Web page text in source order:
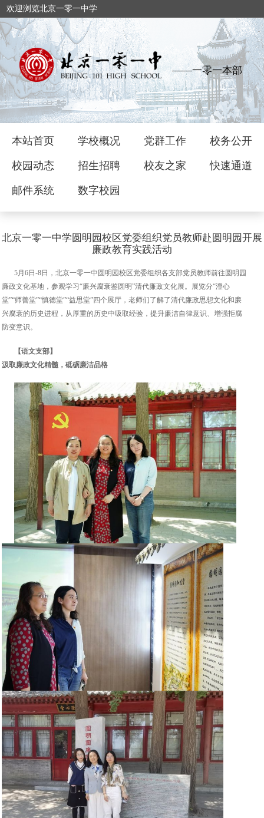
欢迎浏览北京一零一中学
——一零一本部
本站首页 学校概况 党群工作 校务公开
校园动态 招生招聘 校友之家 快速通道
邮件系统 数字校园
北京一零一中学圆明园校区党委组织党员教师赴圆明园开展
廉政教育实践活动
5月6日-8日，北京一零一中圆明园校区党委组织各支部党员教师前往圆明园
廉政文化基地，参观学习“廉兴腐衰鉴圆明”清代廉政文化展。展览分“澄心
堂”“师善堂”“慎德堂”“益思堂”四个展厅，老师们了解了清代廉政思想文化和廉
兴腐衰的历史进程，从厚重的历史中吸取经验，提升廉洁自律意识、增强拒腐
防变意识。
【语文支部】
汲取廉政文化精髓，砥砺廉洁品格